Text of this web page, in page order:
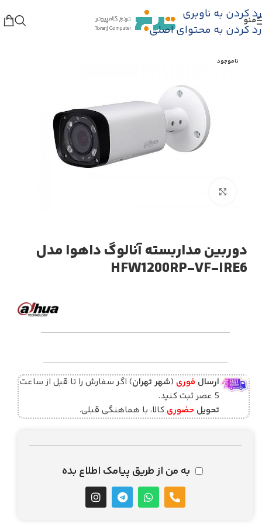
رد کردن به ناوبری
رد کردن به محتوای اصلی
منو
فروشگاه/ دوربین مدار بسته /دوربین مداربسته Turbo HD
ناموجود
دوربین مداربسته آنالوگ داهوا مدل
HFW1200RP-VF-IRE6
ارسال فوری (شهر تهران) اگر سفارش را تا قبل از ساعت
5 عصر ثبت کنید.
تحویل حضوری کالا، با هماهنگی قبلی.
به من از طریق پیامک اطلاع بده